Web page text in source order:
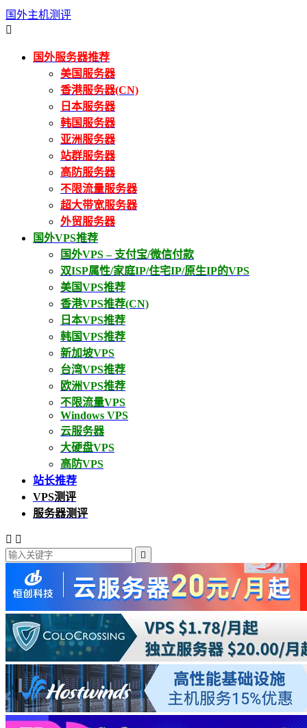
国外主机测评

国外服务器推荐
美国服务器
香港服务器(CN)
日本服务器
韩国服务器
亚洲服务器
站群服务器
高防服务器
不限流量服务器
超大带宽服务器
外贸服务器
国外VPS推荐
国外VPS – 支付宝/微信付款
双ISP属性/家庭IP/住宅IP/原生IP的VPS
美国VPS推荐
香港VPS推荐(CN)
日本VPS推荐
韩国VPS推荐
新加坡VPS
台湾VPS推荐
欧洲VPS推荐
不限流量VPS
Windows VPS
云服务器
大硬盘VPS
高防VPS
站长推荐
VPS测评
服务器测评
 
